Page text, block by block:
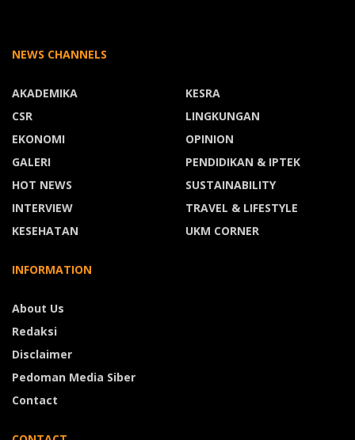
NEWS CHANNELS
AKADEMIKA
CSR
EKONOMI
GALERI
HOT NEWS
INTERVIEW
KESEHATAN
KESRA
LINGKUNGAN
OPINION
PENDIDIKAN & IPTEK
SUSTAINABILITY
TRAVEL & LIFESTYLE
UKM CORNER
INFORMATION
About Us
Redaksi
Disclaimer
Pedoman Media Siber
Contact